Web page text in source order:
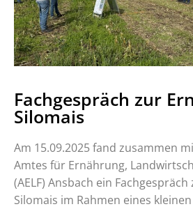
Fachgespräch zur
Silomais
Am 15.09.2025 fand zusammen
Amtes für Ernährung,
(AELF) Ansbach ein
Silomais im Rahmen eines